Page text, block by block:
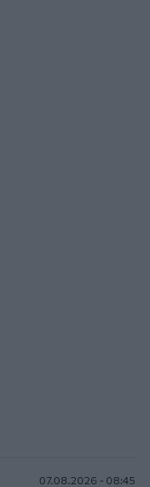
07.08.2026 - 08:45